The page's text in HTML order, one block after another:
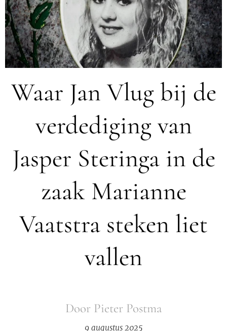
Waar Jan Vlug bij de
verdediging van
Jasper Steringa in de
zaak Marianne
Vaatstra steken liet
vallen
Door Pieter Postma
9 augustus 2025